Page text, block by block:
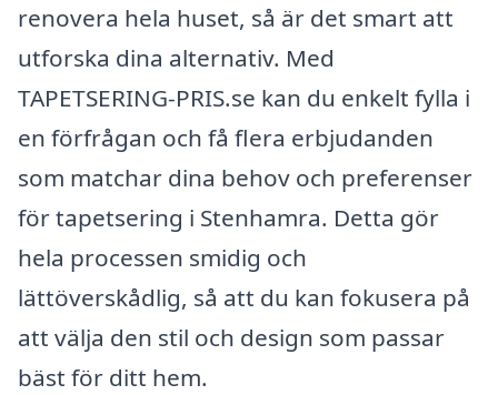
renovera hela huset, så är det smart att
utforska dina alternativ. Med
TAPETSERING-PRIS.se kan du enkelt fylla i
en förfrågan och få flera erbjudanden
som matchar dina behov och preferenser
för tapetsering i Stenhamra. Detta gör
hela processen smidig och
lättöverskådlig, så att du kan fokusera på
att välja den stil och design som passar
bäst för ditt hem.